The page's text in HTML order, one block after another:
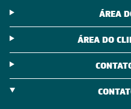
ÁREA
ÁREA DO